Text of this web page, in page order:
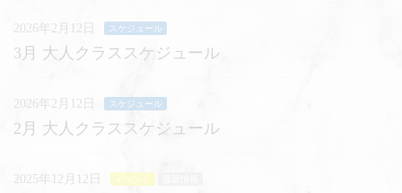
2026年2月12日 スケジュール
3月 大人クラススケジュール
2026年2月12日 スケジュール
2月 大人クラススケジュール
2025年12月12日 イベント